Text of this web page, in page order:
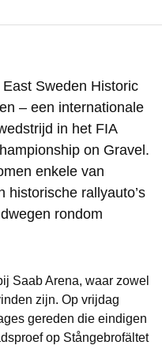
Sweden Historic
– een internationale
in het FIA
on Gravel.
enkele van
historische rallyauto’s
rondom
Saab Arena, waar zowel
zijn. Op vrijdag
gereden die eindigen
op Stångebrofältet